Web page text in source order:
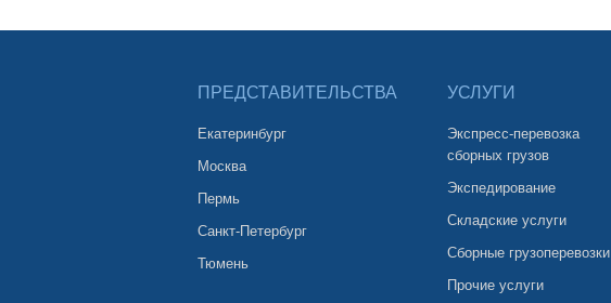
ПРЕДСТАВИТЕЛЬСТВА
Екатеринбург
Москва
Пермь
Санкт-Петербург
Тюмень
УСЛУГИ
Экспресс-перевозка
сборных грузов
Экспедирование
Складские услуги
Сборные грузоперевозки
Прочие услуги